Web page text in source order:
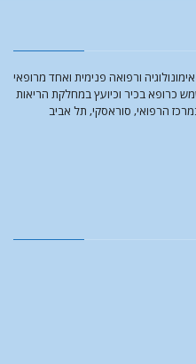
ורפואה פנימית ואחד מרופאי
כרופא בכיר וכיועץ במחלקת הריאות
הרפואי, סוראסקי, תל אביב